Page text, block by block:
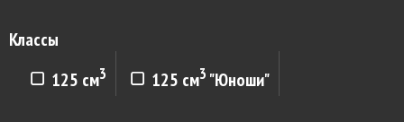
Классы
125 см3 125 см3 "Юноши"